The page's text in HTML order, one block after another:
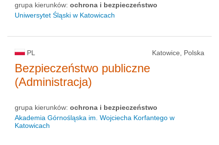
grupa kierunków: ochrona i bezpieczeństwo
Uniwersytet Śląski w Katowicach
PL Katowice, Polska
Bezpieczeństwo publiczne
(Administracja)
grupa kierunków: ochrona i bezpieczeństwo
Akademia Górnośląska im. Wojciecha Korfantego w
Katowicach